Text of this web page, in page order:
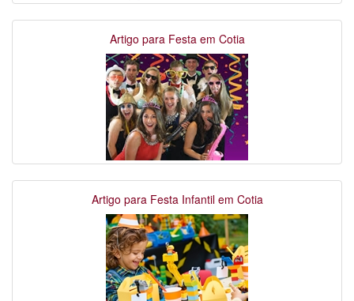
Artigo para Festa em Cotia
Artigo para Festa Infantil em Cotia